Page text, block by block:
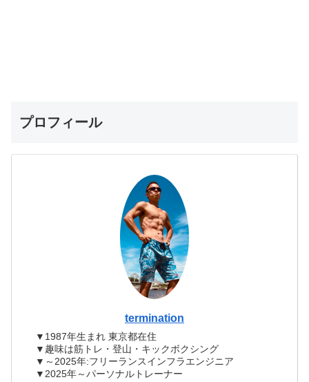
プロフィール
termination
▼1987年生まれ 東京都在住
▼趣味は筋トレ・登山・キックボクシング
▼～2025年:フリーランスインフラエンジニア
▼2025年～パーソナルトレーナー